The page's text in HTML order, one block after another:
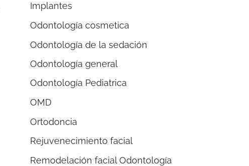
Implantes
Odontología cosmetica
Odontología de la sedación
Odontología general
Odontología Pediatrica
OMD
Ortodoncia
Rejuvenecimiento facial
Remodelación facial Odontología